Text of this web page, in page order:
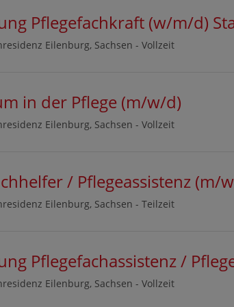
Pflegefachkraft (w/m/d)
Eilenburg, Sachsen - Vollzeit
in der Pflege (m/w/d)
Eilenburg, Sachsen - Vollzeit
/ Pflegeassistenz (m/
Eilenburg, Sachsen - Teilzeit
Pflegefachassistenz /
Eilenburg, Sachsen - Vollzeit